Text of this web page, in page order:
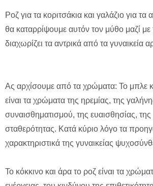
Ροζ για τα κοριτσάκια και γαλάζιο για τα
θα καταρρίψουμε αυτόν τον μύθο μαζί
διαχωρίζει τα αντρικά από τα γυναικεία
Ας αρχίσουμε από τα χρώματα: Το μπλε
είναι τα χρώματα της ηρεμίας, της
συναισθηματισμού, της ευαισθησίας,
σταθερότητας. Κατά κύριο λόγο τα
χαρακτηριστικά της γυναικείας
Το κόκκινο και άρα το ροζ είναι τα